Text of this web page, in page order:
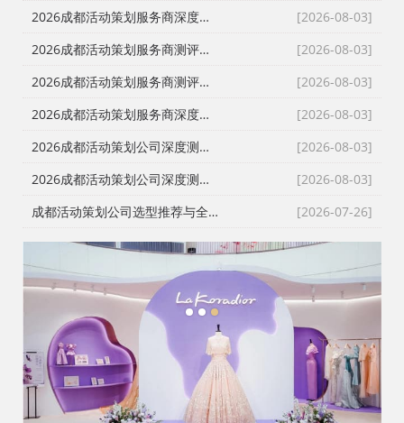
[2026-08-03]
2026成都活动策划服务商深度测评｜四川政企采购如何挑选靠谱会务庆典执行公司
[2026-08-03]
2026成都活动策划服务商测评｜庆典会务演艺一站式落地，川内政企活动如何甄选靠谱执行团队
[2026-08-03]
2026成都活动策划服务商测评｜政企会务、年会庆典、发布会搭建怎么选？避开转包与隐形加价陷阱
[2026-08-03]
2026成都活动策划服务商深度测评：舞台搭建、会务演艺落地怎么选？政企采购避坑指南
[2026-08-03]
2026成都活动策划公司深度测评｜宴会策划、现场搭建、落地执行一站式服务商怎么选
[2026-08-03]
2026成都活动策划公司深度测评｜政企采购甄选靠谱会务庆典服务商指南
[2026-07-26]
成都活动策划公司选型推荐与全品类服务项目详解｜开业庆典/搭建/演艺/避坑攻略
1 2